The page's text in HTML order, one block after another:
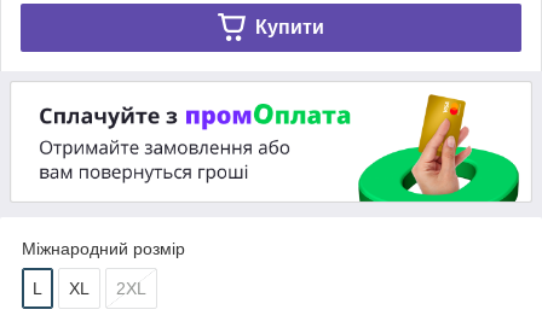
Купити
Міжнародний розмір
L XL 2XL